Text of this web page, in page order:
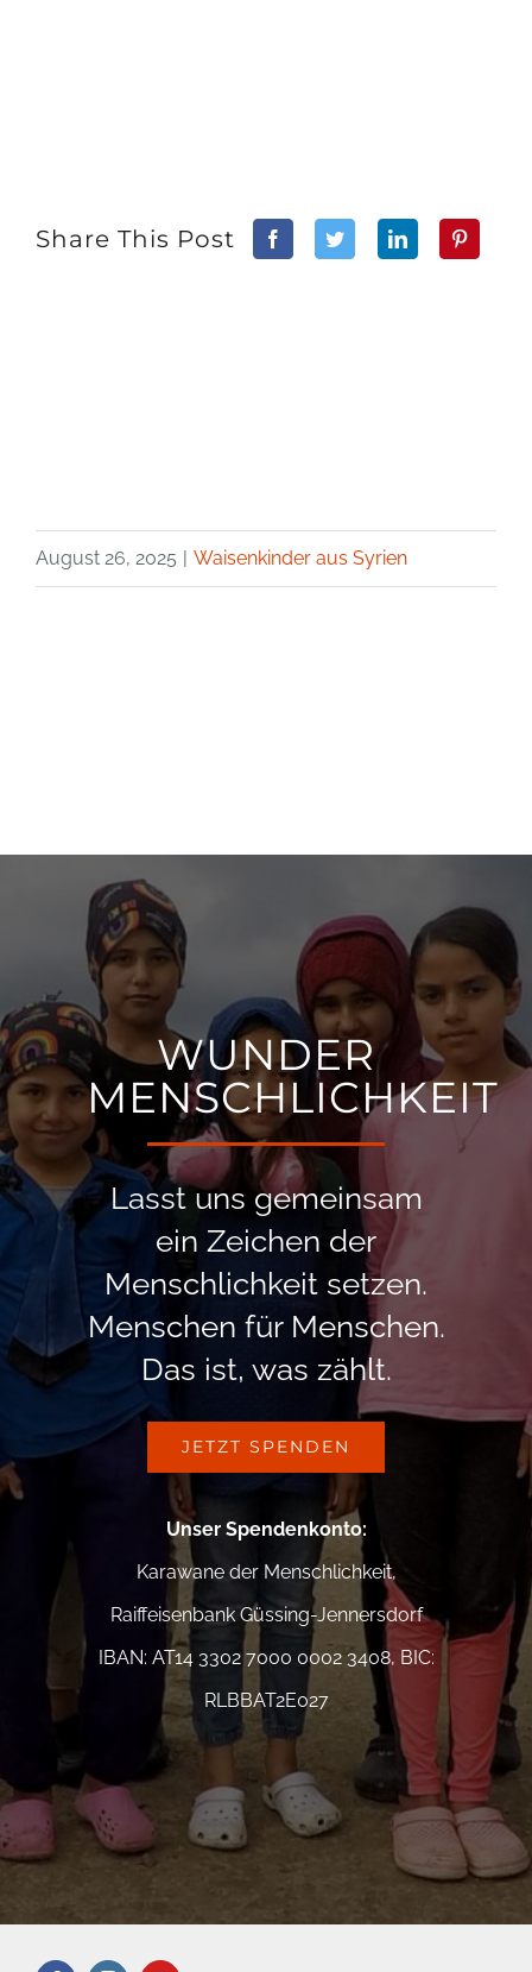
Share This Post
August 26, 2025 | Waisenkinder aus Syrien
WUNDER
MENSCHLICHKEIT
Lasst uns gemeinsam
ein Zeichen der
Menschlichkeit setzen.
Menschen für Menschen.
Das ist, was zählt.
JETZT SPENDEN
Unser Spendenkonto:
Karawane der Menschlichkeit,
Raiffeisenbank Güssing-Jennersdorf
IBAN: AT14 3302 7000 0002 3408, BIC:
RLBBAT2E027